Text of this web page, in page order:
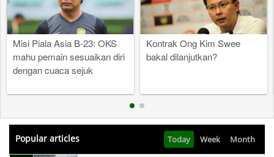
Misi Piala Asia B-23: OKS
mahu pemain sesuaikan diri
dengan cuaca sejuk
Kontrak Ong Kim Swee
bakal dilanjutkan?
Popular articles Today Week Month